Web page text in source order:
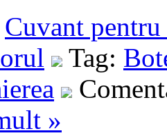
Cuvant
Tag:
»